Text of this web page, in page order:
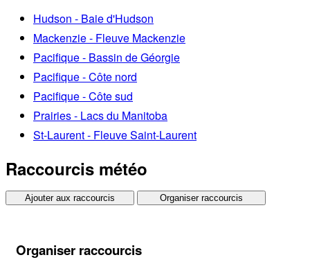
Hudson - Baie d'Hudson
Mackenzie - Fleuve Mackenzie
Pacifique - Bassin de Géorgie
Pacifique - Côte nord
Pacifique - Côte sud
Prairies - Lacs du Manitoba
St-Laurent - Fleuve Saint-Laurent
Raccourcis météo
Ajouter aux raccourcis Organiser raccourcis
Organiser raccourcis